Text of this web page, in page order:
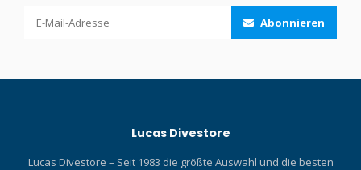
Abonnieren
Lucas Divestore
Lucas Divestore – Seit 1983 die größte Auswahl und die besten